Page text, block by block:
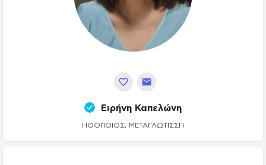
Ειρήνη Καπελώνη
ΗΘΟΠΟΙΌΣ, ΜΕΤΑΓΛΏΤΙΣΣΗ